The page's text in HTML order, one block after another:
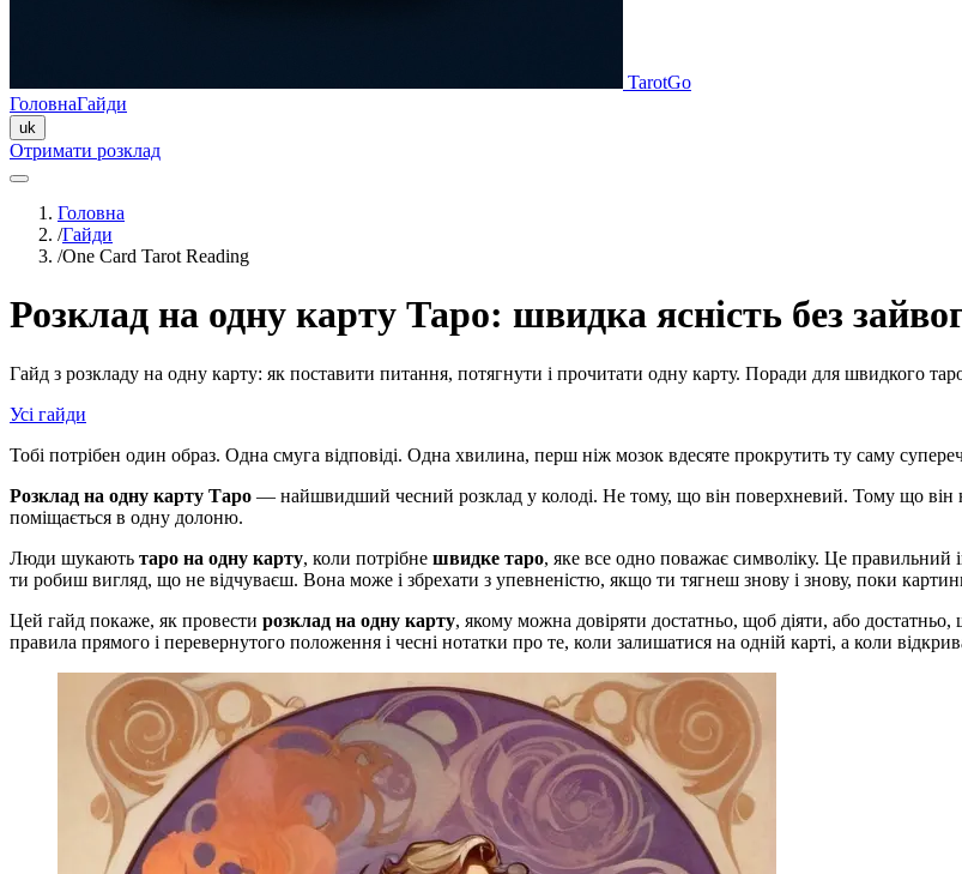
TarotGo
ГоловнаГайди
uk
Отримати розклад
Головна
/Гайди
/One Card Tarot Reading
Розклад на одну карту Таро: швидка ясність без
Гайд з розкладу на одну карту: як поставити питання, потягнути і прочитати одну карту. Поради для швидкого таро
Усі гайди
Тобі потрібен один образ. Одна смуга відповіді. Одна хвилина, перш ніж мозок вдесяте прокрутить ту саму
Розклад на одну карту Таро — найшвидший чесний розклад у колоді. Не тому, що він поверхневий. Тому що він
поміщається в одну долоню.
Люди шукають таро на одну карту, коли потрібне швидке таро, яке все одно поважає символіку. Це правильний
ти робиш вигляд, що не відчуваєш. Вона може і збрехати з упевненістю, якщо ти тягнеш знову і знову, поки
Цей гайд покаже, як провести розклад на одну карту, якому можна довіряти достатньо, щоб діяти, або
правила прямого і перевернутого положення і чесні нотатки про те, коли залишатися на одній карті, а коли